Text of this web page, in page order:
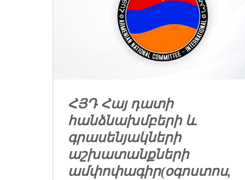
ՀՅԴ Հայ դատի
հանձնախմբերի և
գրասենյակների
աշխատանքների
ամփոփագիր(օգոստոս,